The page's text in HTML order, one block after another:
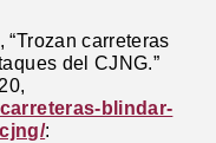
carreteras
del CJNG.”
blindar-
: